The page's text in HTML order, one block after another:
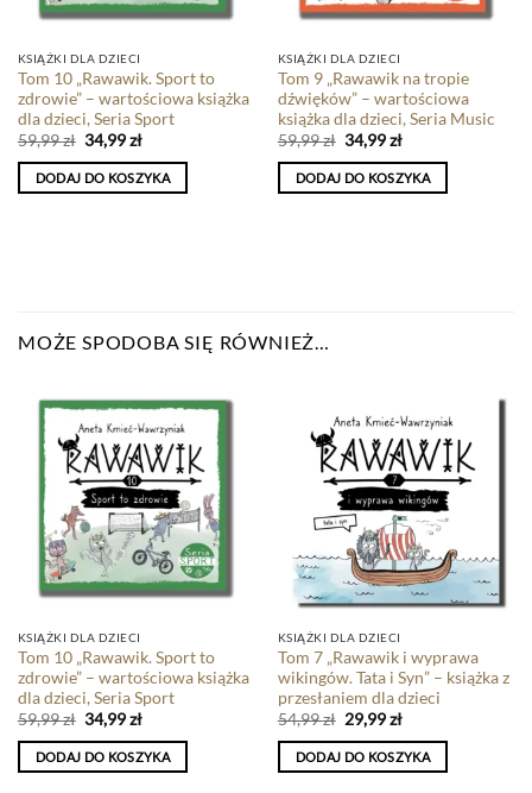
KSIĄŻKI DLA DZIECI
Tom 10 „Rawawik. Sport to
zdrowie” – wartościowa książka
dla dzieci, Seria Sport
59,99zł 34,99zł
DODAJ DO KOSZYKA
KSIĄŻKI DLA DZIECI
Tom 9 „Rawawik na tropie
dźwięków” – wartościowa
książka dla dzieci, Seria Music
59,99zł 34,99zł
DODAJ DO KOSZYKA
MOŻE SPODOBA SIĘ RÓWNIEŻ…
KSIĄŻKI DLA DZIECI
Tom 10 „Rawawik. Sport to
zdrowie” – wartościowa książka
dla dzieci, Seria Sport
59,99zł 34,99zł
DODAJ DO KOSZYKA
KSIĄŻKI DLA DZIECI
Tom 7 „Rawawik i wyprawa
wikingów. Tata i Syn” – książka z
przesłaniem dla dzieci
54,99zł 29,99zł
DODAJ DO KOSZYKA